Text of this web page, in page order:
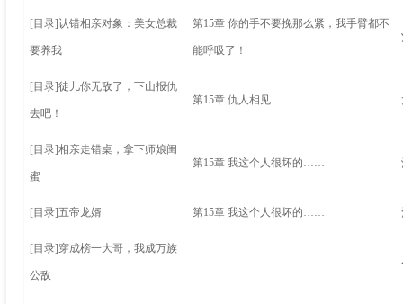
[目录]认错相亲对象：美女总裁
要养我
第15章 你的手不要挽那么紧，我手臂都不
能呼吸了！
[目录]徒儿你无敌了，下山报仇
去吧！
第15章 仇人相见
[目录]相亲走错桌，拿下师娘闺
蜜
第15章 我这个人很坏的……
[目录]五帝龙婿 第15章 我这个人很坏的……
[目录] 穿成榜一大哥，我成万族
公敌